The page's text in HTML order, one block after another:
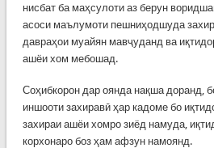
нисбат ба маҳсулоти аз берун
асоси маълумоти пешниҳодшуда
давраҳои муайян мавҷуданд ва
ашёи хом мебошад.
Соҳибкорон дар оянда нақша доранд,
иншооти захиравӣ ҳар кадоме бо
захираи ашёи хомро зиёд намуда,
корхонаро боз ҳам афзун намоянд.